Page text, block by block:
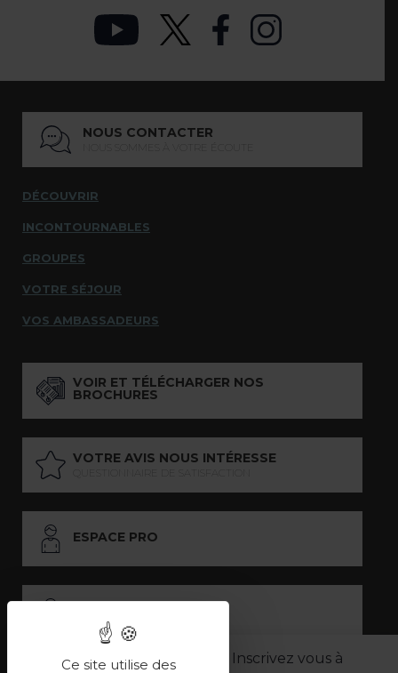
Inscrivez vous à
NOUS CONTACTER
DÉCOUVRIR
INCONTOURNABLES
GROUPES
VOTRE SÉJOUR
VOS AMBASSADEURS
VOIR ET TÉLÉCHARGER NOS
BROCHURES
VOTRE AVIS NOUS INTÉRESSE
ESPACE PRO
Ce site utilise des